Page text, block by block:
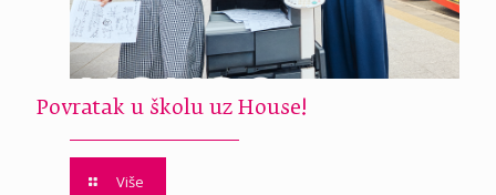
Povratak u školu uz House!
Više